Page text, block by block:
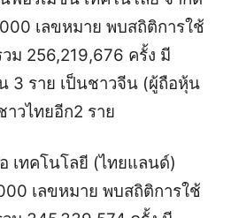
เลขหมาย พบสถิติการใช้
ม 256,219,676 ครั้ง มี
3 ราย เป็นชาวจีน (ผู้ถือหุ้น
วไทยอีก2 ราย
เทคโนโลยี (ไทยแลนด์)
เลขหมาย พบสถิติการใช้